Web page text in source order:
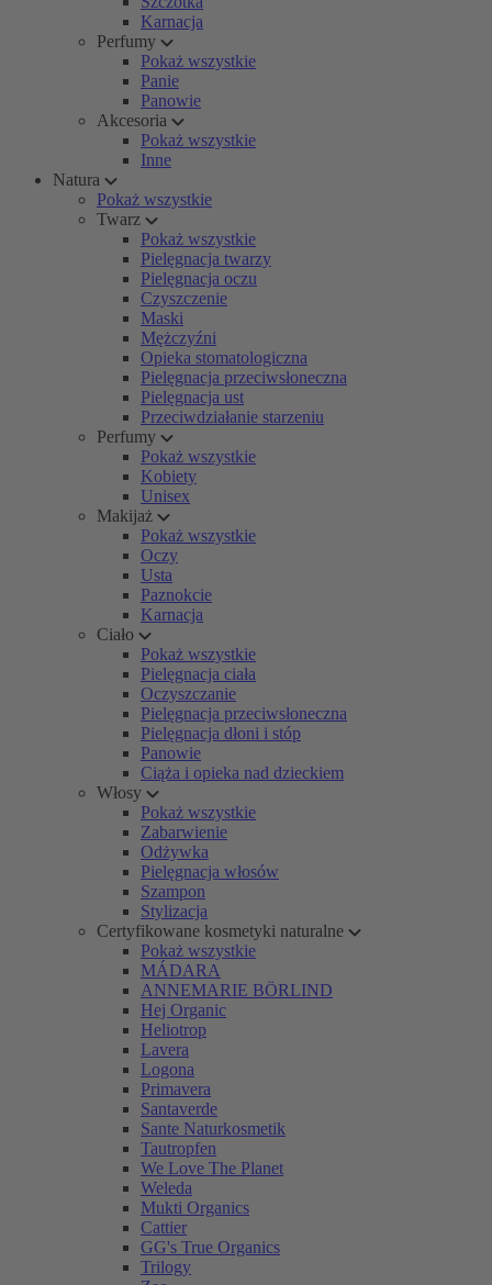
Karnacja
Perfumy
Pokaż wszystkie
Panie
Panowie
Akcesoria
Pokaż wszystkie
Inne
Natura
Pokaż wszystkie
Twarz
Pokaż wszystkie
Pielęgnacja twarzy
Pielęgnacja oczu
Czyszczenie
Maski
Mężczyźni
Opieka stomatologiczna
Pielęgnacja przeciwsłoneczna
Pielęgnacja ust
Przeciwdziałanie starzeniu
Perfumy
Pokaż wszystkie
Kobiety
Unisex
Makijaż
Pokaż wszystkie
Oczy
Usta
Paznokcie
Karnacja
Ciało
Pokaż wszystkie
Pielęgnacja ciała
Oczyszczanie
Pielęgnacja przeciwsłoneczna
Pielęgnacja dłoni i stóp
Panowie
Ciąża i opieka nad dzieckiem
Włosy
Pokaż wszystkie
Zabarwienie
Odżywka
Pielęgnacja włosów
Szampon
Stylizacja
Certyfikowane kosmetyki naturalne
Pokaż wszystkie
MÁDARA
ANNEMARIE BÖRLIND
Hej Organic
Heliotrop
Lavera
Logona
Primavera
Santaverde
Sante Naturkosmetik
Tautropfen
We Love The Planet
Weleda
Mukti Organics
Cattier
GG's True Organics
Trilogy